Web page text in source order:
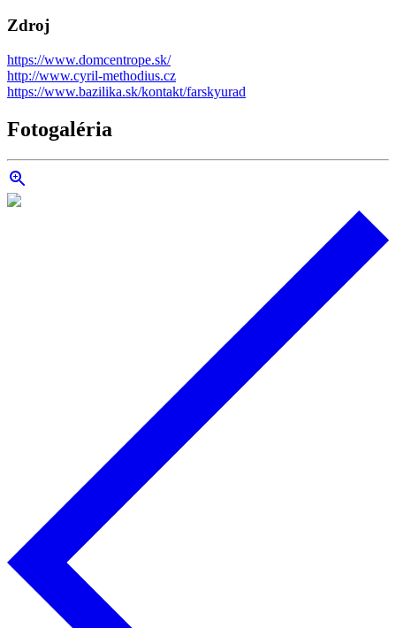
Zdroj
https://www.domcentrope.sk/
http://www.cyril-methodius.cz
https://www.bazilika.sk/kontakt/farskyurad
Fotogaléria